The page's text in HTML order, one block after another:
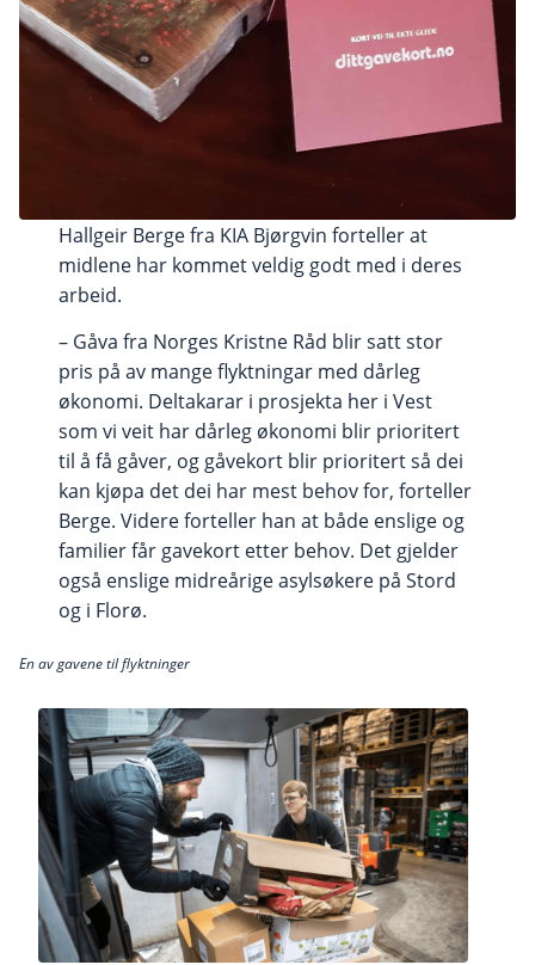
Hallgeir Berge fra KIA Bjørgvin forteller at
midlene har kommet veldig godt med i deres
arbeid.
– Gåva fra Norges Kristne Råd blir satt stor
pris på av mange flyktningar med dårleg
økonomi. Deltakarar i prosjekta her i Vest
som vi veit har dårleg økonomi blir prioritert
til å få gåver, og gåvekort blir prioritert så dei
kan kjøpa det dei har mest behov for, forteller
Berge. Videre forteller han at både enslige og
familier får gavekort etter behov. Det gjelder
også enslige midreårige asylsøkere på Stord
og i Florø.
En av gavene til flyktninger